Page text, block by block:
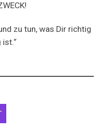
zu tun, was Dir richtig